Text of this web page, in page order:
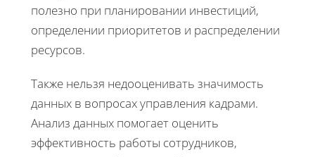
полезно при планировании инвестиций,
определении приоритетов и распределении
ресурсов.
Также нельзя недооценивать значимость
данных в вопросах управления кадрами.
Анализ данных помогает оценить
эффективность работы сотрудников,